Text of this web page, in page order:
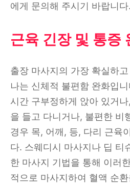
에게 문의해 주시기 바랍니다.
근육 긴장 및 통증
출장 마사지의 가장 확실하
나는 신체적 불편함 완화입
시간 구부정하게 앉아 있거
을 들고 다니거나, 불편한 비
경우 목, 어깨, 등, 다리 근육
다. 스웨디시 마사지나 딥 티
한 마사지 기법을 통해 이러
적으로 마사지하여 혈액 순